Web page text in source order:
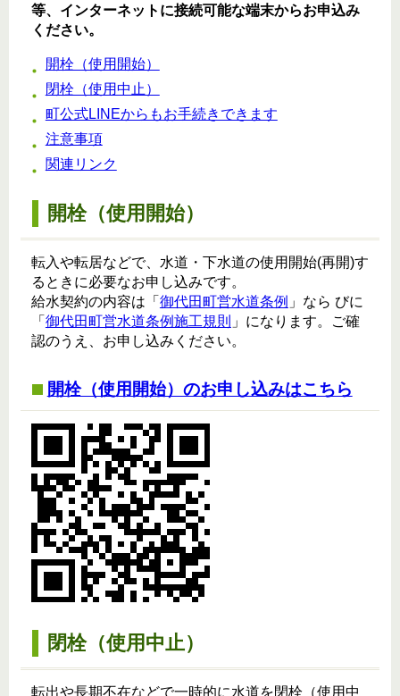
等、インターネットに接続可能な端末からお申込み
ください。
開栓（使用開始）
閉栓（使用中止）
町公式LINEからもお手続きできます
注意事項
関連リンク
開栓（使用開始）
転入や転居などで、水道・下水道の使用開始(再開)す
るときに必要なお申し込みです。
給水契約の内容は「 御代田町営水道条例 」なら びに
「 御代田町営水道条例施工規則 」になります。ご確
認のうえ、お申し込みください。
開栓（使用開始）のお申し込みはこちら
閉栓（使用中止）
転出や長期不在などで一時的に水道を閉栓（使用中